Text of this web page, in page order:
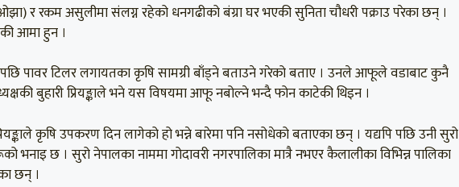
र रकम असुलीमा संलग्न रहेको धनगढीको बंग्रा घर भएकी सुनिता चौधरी पक्राउ परेका छन् ।
आमा हुन ।
पावर टिलर लगायतका कृषि सामग्री बाँड्ने बताउने गरेको बताए । उनले आफूले वडाबाट कुनै
बुहारी प्रियङ्काले भने यस विषयमा आफू नबोल्ने भन्दै फोन काटेकी थिइन ।
कृषि उपकरण दिन लागेको हो भन्ने बारेमा पनि नसोधेको बताएका छन् । यद्यपि पछि उनी सुरो
भनाइ छ । सुरो नेपालका नाममा गोदावरी नगरपालिका मात्रै नभएर कैलालीका विभिन्न पालिका
छन् ।